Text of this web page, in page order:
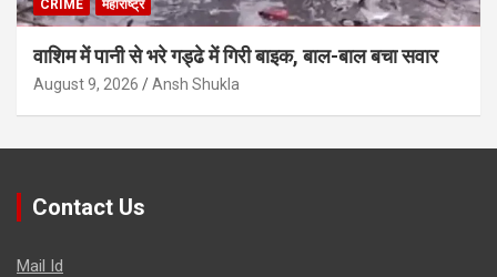
CRIME महाराष्ट्र
वाशिम में पानी से भरे गड्ढे में गिरी बाइक, बाल-बाल बचा सवार
August 9, 2026 Ansh Shukla
Contact Us
Mail Id